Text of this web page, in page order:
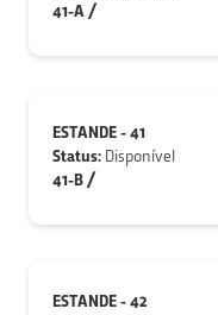
41-A /
ESTANDE - 41
Status: Disponível
41-B /
ESTANDE - 42